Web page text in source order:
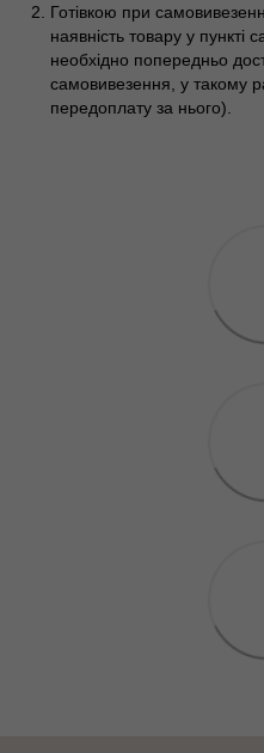
Готівкою при
наявність товару у
необхідно попередньо
самовивезення, у такому
передоплату за нього).